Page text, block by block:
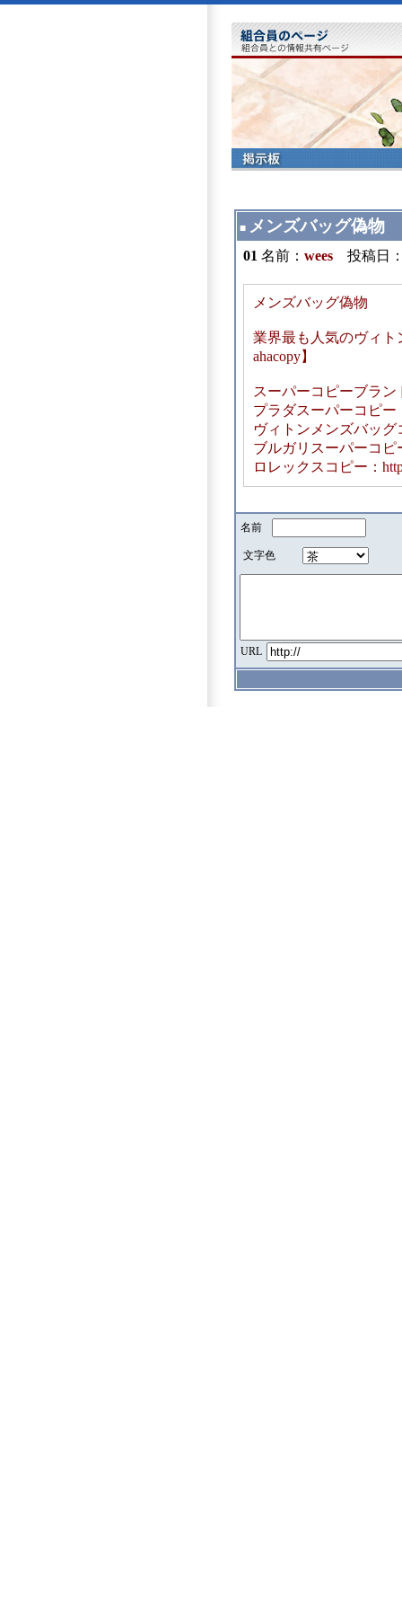
■ メンズバッグ偽物
01 名前： wees 投稿日：
メンズバッグ偽物
業界最も人気のヴィ
ahacopy】
スーパーコピーブラン
プラダスーパーコピー
ヴィトンメンズバッグ
ブルガリスーパーコピ
ロレックスコピー：
名前
文字色
URL